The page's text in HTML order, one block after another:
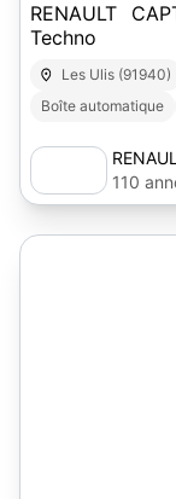
RENAULT
Techno
Les Ulis (91940)
Boîte automatique
110